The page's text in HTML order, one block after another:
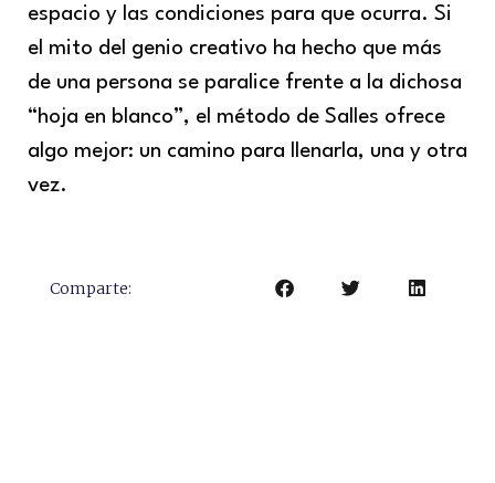
espacio y las condiciones para que ocurra. Si
el mito del genio creativo ha hecho que más
de una persona se paralice frente a la dichosa
“hoja en blanco”, el método de Salles ofrece
algo mejor: un camino para llenarla, una y otra
vez.
Comparte: